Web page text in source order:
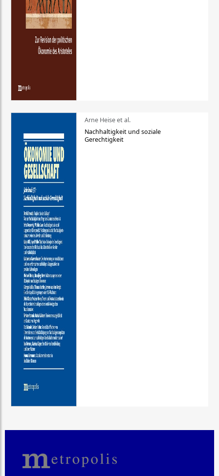
Arne Heise et al.
Nachhaltigkeit und soziale
Gerechtigkeit